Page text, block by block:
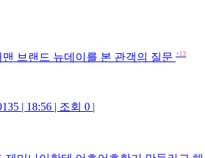
브랜드 뉴데이를 본 관객의 질문 +13
| 18:56 | 조회 0 |